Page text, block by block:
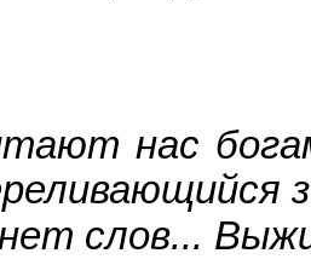
нас
слов...